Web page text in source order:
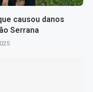
causou danos
Serrana